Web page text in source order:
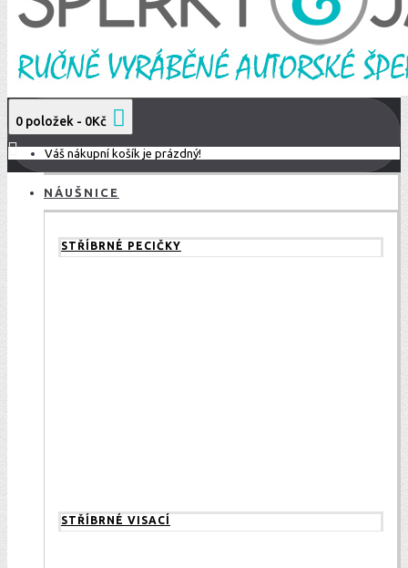
0 položek - 0Kč
Váš nákupní košík je prázdný!
NÁUŠNICE
STŘÍBRNÉ PECIČKY
STŘÍBRNÉ VISACÍ